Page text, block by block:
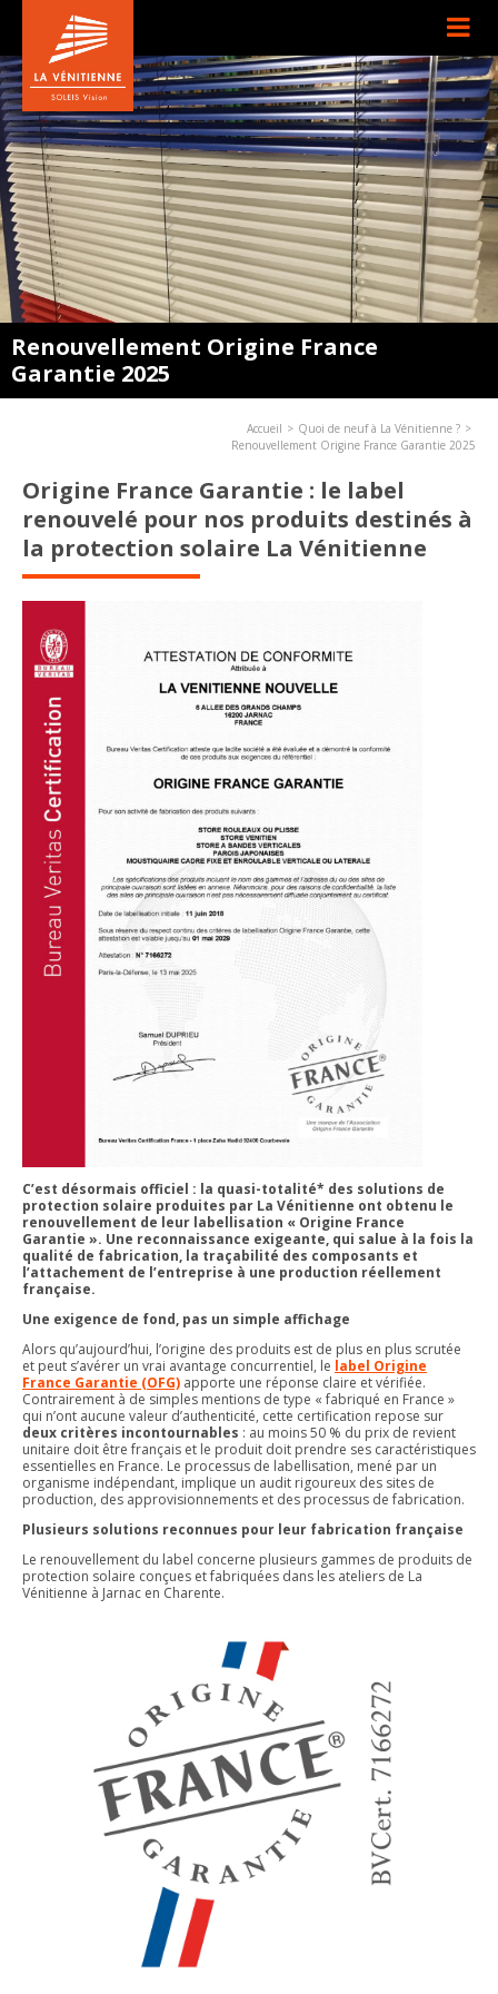
Renouvellement Origine France
Garantie 2025
Accueil
Quoi de neuf à La Vénitienne ?
Renouvellement Origine France Garantie 2025
Origine France Garantie : le label
renouvelé pour nos produits destinés à
la protection solaire La Vénitienne
C’est désormais officiel : la quasi-totalité* des solutions de
protection solaire produites par La Vénitienne ont obtenu le
renouvellement de leur labellisation « Origine France
Garantie ». Une reconnaissance exigeante, qui salue à la fois la
qualité de fabrication, la traçabilité des composants et
l’attachement de l’entreprise à une production réellement
française.
Une exigence de fond, pas un simple affichage
Alors qu’aujourd’hui, l’origine des produits est de plus en plus scrutée
et peut s’avérer un vrai avantage concurrentiel, le label Origine
France Garantie (OFG) apporte une réponse claire et vérifiée.
Contrairement à de simples mentions de type « fabriqué en France »
qui n’ont aucune valeur d’authenticité, cette certification repose sur
deux critères incontournables : au moins 50 % du prix de revient
unitaire doit être français et le produit doit prendre ses caractéristiques
essentielles en France. Le processus de labellisation, mené par un
organisme indépendant, implique un audit rigoureux des sites de
production, des approvisionnements et des processus de fabrication.
Plusieurs solutions reconnues pour leur fabrication française
Le renouvellement du label concerne plusieurs gammes de produits de
protection solaire conçues et fabriquées dans les ateliers de La
Vénitienne à Jarnac en Charente.